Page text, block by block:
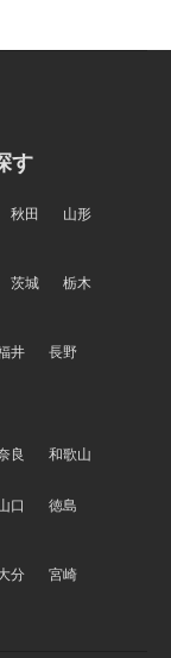
す
秋田
山形
茨城
栃木
井 長野
良 和歌山
口
徳島
分
宮崎